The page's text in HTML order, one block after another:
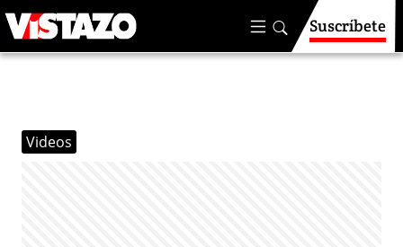
Suscríbete
Videos